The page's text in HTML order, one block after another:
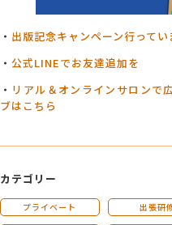
・ 出版記念キャンペーン行ってい
・ 公式LINEでお友達追加を
・ リアル＆オンラインサロンで
ブはこちら
カテゴリー
プライベート 出張研